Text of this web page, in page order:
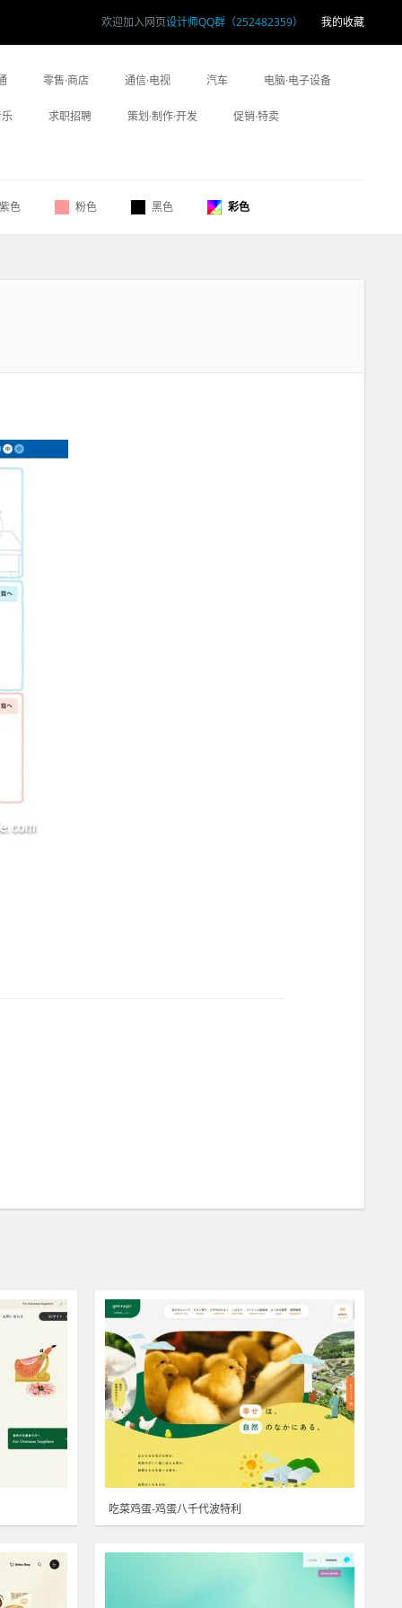
我的收藏
欢迎加入网页设计师QQ群（252482359）
零售·商店 通信·电视 汽车 电脑·电子设备
求职招聘 策划·制作·开发 促销·特卖
紫色 粉色 黑色 彩色
吃菜鸡蛋-鸡蛋八千代波特利